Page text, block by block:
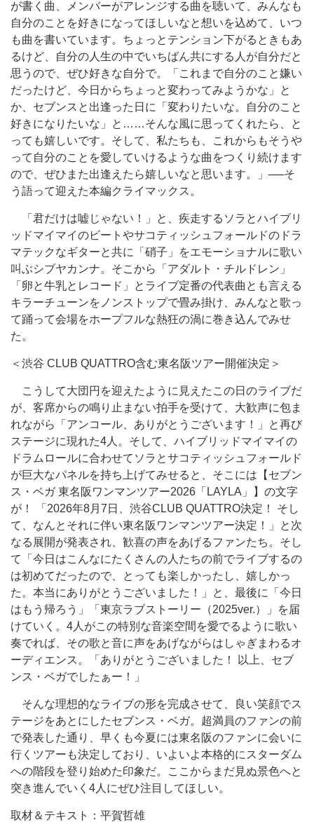
が書く曲、メンバーがアレンジする曲を聴いて、みんなも
自分のことを好きになってほしいなと想いを込めて、いつ
も曲を書いています。ちょっとテンション下がるときもあ
るけど、自分の人生の中でいちばん共にする人が自分だと
思うので、ぜひ好きな自分で。「これまで自分のこと嫌い
だったけど、今日からちょっと変わってみようかな」と
か、セブンスと出逢った日に「変わりたいな。自分のこと
好きになりたいな」と……そんな風に思ってくれたら、と
っても嬉しいです。そして、私たちも、これからもそうや
って自分のことを愛していけるような曲をつくり続けます
ので、ぜひまた出逢えたら嬉しいなと思います。」──そ
う語って迎えた本編クライマックス。
「君だけは嘘じゃない！」と、疾走するソラとハイブリ
ッドマイマイのビートやサコティッシュフォールドのドラ
マテックなギターと共に「硝子」をエモーショナルに歌い
叫ぶシブヤカンナ。そこから「アダルト・チルドレン」
「卵と牛乳とレコード」とライブ定番の代表曲とも言える
キラーチューンをノンストップで畳み掛け、みんなと歌っ
て踊って会場をホープフルな熱狂の渦に巻き込んでみせ
た。
＜渋谷 CLUB QUATTRO含む東名阪ツアー開催決定＞
こうして大団円を迎えたように見えたこの日のライブだ
が、客席からの鳴り止まない拍手を受けて、大歓声に包ま
れながら「アンコール、ありがとうございます！」と再び
ステージに現れた4人。そして、ハイブリッドマイマイの
ドラムロールに合わせてソラとサコティッシュフォールド
が巨大なパネルを持ち上げてみせると、そこには【セブン
ス・ベガ 東名阪ワンマンツアー2026「LAYLA」】の文字
が！ 「2026年8月7日、渋谷CLUB QUATTRO決定！ そし
て、なんとそれに伴い東名阪ワンマンツアー決定！」と次
なる展開が発表され、歓喜の声をあげるファンたち。そし
て「今日はこんなにたくさんの人たちの前でライブするの
は初めてだったので、とっても楽しかったし、嬉しかっ
た。本当にありがとうございました！」と、最後に「今日
はもう帰ろう」「東京ラブストーリー（2025ver.）」を届
けていく。4人がこの特別な音楽空間を愛でるように歌い
奏でれば、その歌と音に声をあげながらはしゃぎまわるオ
ーディエンス。「ありがとうございました！ 以上、セブ
ンス・ベガでしたぁー！」
そんな理想的なライブの形を完成させて、良い笑顔でス
テージをあとにしたセブンス・ベガ。超満員のファンの前
で発表した通り、早くも今夏には東名阪のファンに会いに
行くツアーも決定しており、いよいよ本格的にスターダム
への階段を登り始めた印象だ。ここからまだ見ぬ景色へと
突き進んでいく4人にぜひ注目してほしい。
取材＆テキスト：平賀哲雄